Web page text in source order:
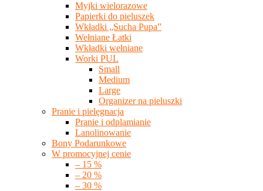
Myjki wielorazowe
Papierki do pieluszek
Wkładki „Sucha Pupa”
Wełniane Łatki
Wkładki wełniane
Worki PUL
Small
Medium
Large
Organizer na pieluszki
Pranie i pielęgnacja
Pranie i odplamianie
Lanolinowanie
Bony Podarunkowe
W promocyjnej cenie
– 15 %
– 20 %
– 30 %